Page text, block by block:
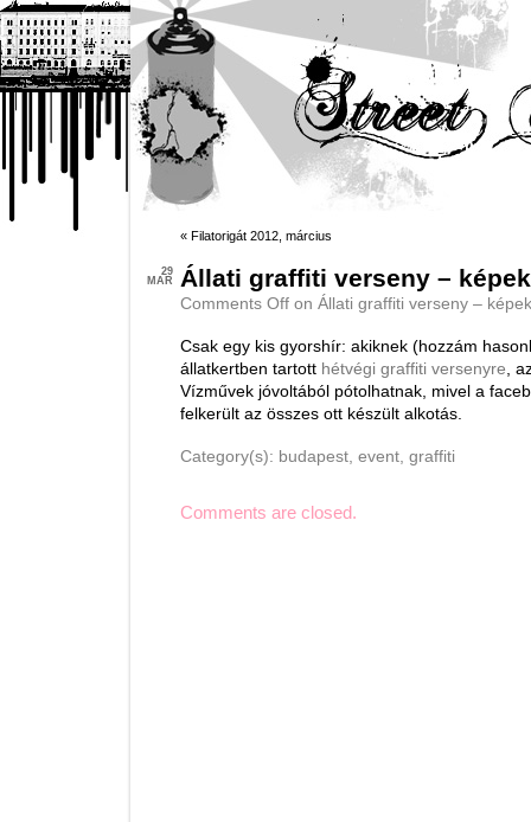
« Filatorigát 2012, március
29
MAR
Állati graffiti verseny – képek
Comments Off on Állati graffiti verseny – képek
Csak egy kis gyorshír: akiknek (hozzám
állatkertben tartott hétvégi graffiti versenyre,
Vízművek jóvoltából pótolhatnak, mivel a
felkerült az összes ott készült alkotás.
Category(s): budapest, event, graffiti
Comments are closed.